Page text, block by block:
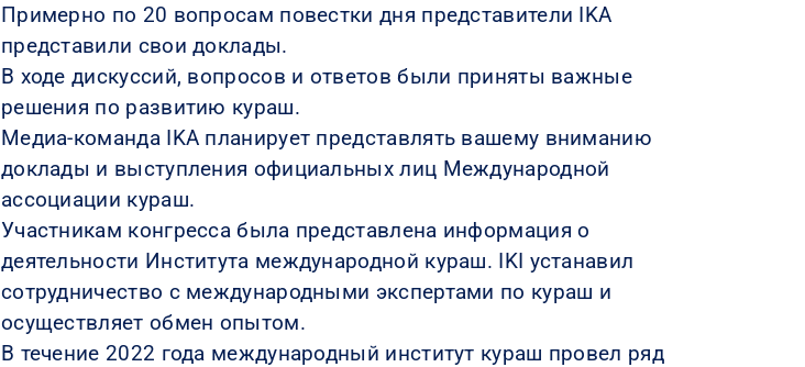
Примерно по 20 вопросам повестки дня представители IKA
представили свои доклады.
В ходе дискуссий, вопросов и ответов были приняты важные
решения по развитию кураш.
Медиа-команда IKA планирует представлять вашему вниманию
доклады и выступления официальных лиц Международной
ассоциации кураш.
Участникам конгресса была представлена информация о
деятельности Института международной кураш. IKI устанавил
сотрудничество с международными экспертами по кураш и
осуществляет обмен опытом.
В течение 2022 года международный институт кураш провел ряд